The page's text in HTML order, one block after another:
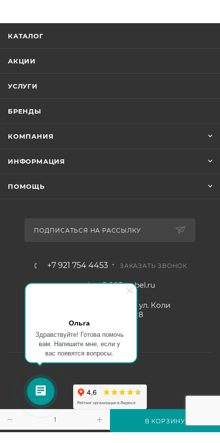
Ольга
Здравствуйте! Готова помочь
вам. Напишите мне, если у
вас появятся вопросы.
В КОРЗИНУ
КАТАЛОГ
АКЦИИ
УСЛУГИ
БРЕНДЫ
КОМПАНИЯ
ИНФОРМАЦИЯ
ПОМОЩЬ
ПОДПИСАТЬСЯ НА РАССЫЛКУ
+7 921 754 4453 ЗАКАЗАТЬ ЗВОНОК
zakaz@005mebel.ru
г. Санкт-Петербург, ул. Коли
Томчака д. 28
Интернет магазин мебели в Санкт-Петербурге © 2000-2026
г.